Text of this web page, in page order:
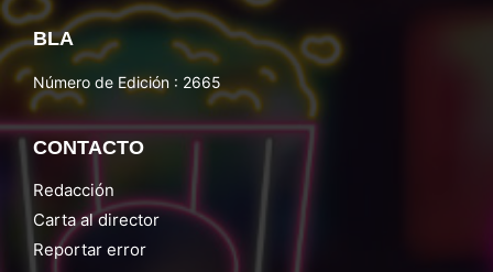
BLA
Número de Edición : 2665
CONTACTO
Redacción
Carta al director
Reportar error